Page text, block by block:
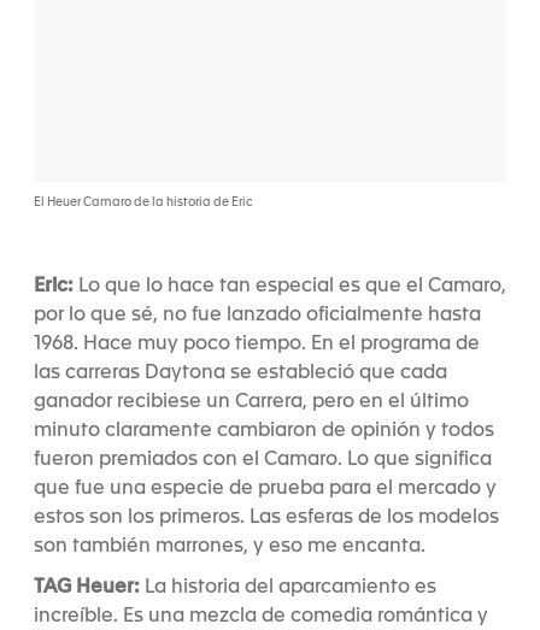
El Heuer Camaro de la historia de Eric
Eric: Lo que lo hace tan especial es que el Camaro,
por lo que sé, no fue lanzado oficialmente hasta
1968. Hace muy poco tiempo. En el programa de
las carreras Daytona se estableció que cada
ganador recibiese un Carrera, pero en el último
minuto claramente cambiaron de opinión y todos
fueron premiados con el Camaro. Lo que significa
que fue una especie de prueba para el mercado y
estos son los primeros. Las esferas de los modelos
son también marrones, y eso me encanta.
TAG Heuer: La historia del aparcamiento es
increíble. Es una mezcla de comedia romántica y